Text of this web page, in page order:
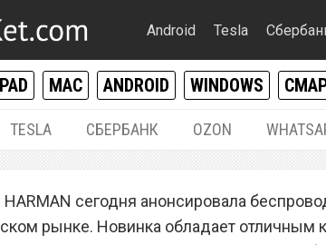
Android Tesla
MAC ANDROID WINDOWS
TESLA СБЕРБАНК OZON
колонка JBL
сегодня анонсировала
рынке. Новинка обладает отличным